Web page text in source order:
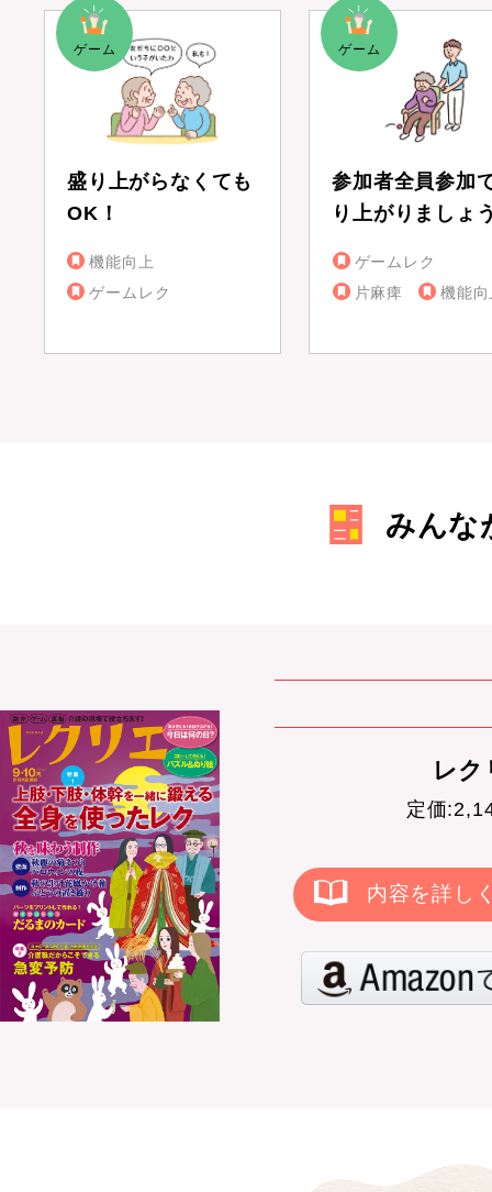
盛り上がらなくても
OK！
機能向上
ゲームレク
参加者全員参加
り上がりましょ
ゲームレク
片麻痺
機能向
みんな
レ
定価
内容を詳し